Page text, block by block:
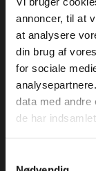
annoncer, til at
at analysere
din brug af
for sociale
data med andre
de har
Hav en
AI-revolutionen
softwarebranchen
Skift i typen af
Nyeste ledige
Salgskonsulent til
German-speaking